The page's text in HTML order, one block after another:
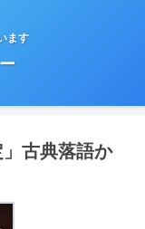
ます
」古典落語か